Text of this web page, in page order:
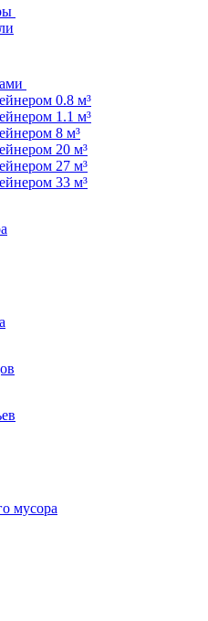
0.8 м³
1.1 м³
8 м³
20 м³
27 м³
33 м³
мусора